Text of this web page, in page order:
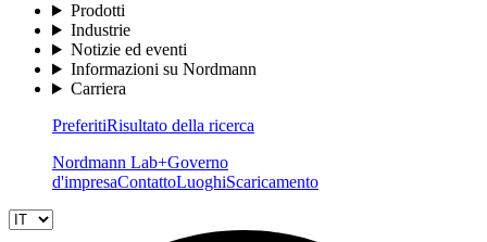
Prodotti
Industrie
Notizie ed eventi
Informazioni su Nordmann
Carriera
PreferitiRisultato della ricerca
Nordmann Lab+Governo
d'impresaContattoLuoghiScaricamento